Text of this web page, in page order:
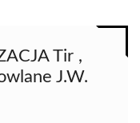
Tir ,
J.W.